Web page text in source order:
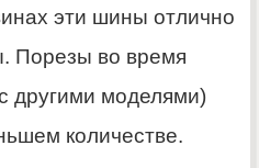
эти шины отлично
Порезы во время
другими моделями)
количестве.